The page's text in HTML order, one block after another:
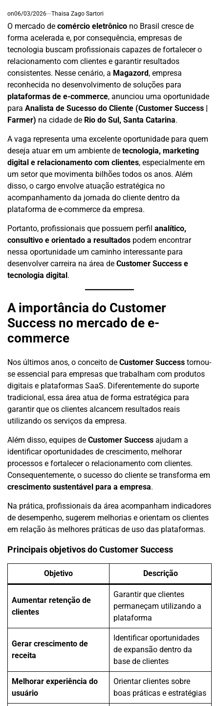
on06/03/2026 Thaisa Zago Sartori
O mercado de comércio eletrônico no Brasil cresce de
forma acelerada e, por consequência, empresas de
tecnologia buscam profissionais capazes de fortalecer o
relacionamento com clientes e garantir resultados
consistentes. Nesse cenário, a Magazord, empresa
reconhecida no desenvolvimento de soluções para
plataformas de e-commerce, anunciou uma oportunidade
para Analista de Sucesso do Cliente (Customer Success |
Farmer) na cidade de Rio do Sul, Santa Catarina.
A vaga representa uma excelente oportunidade para quem
deseja atuar em um ambiente de tecnologia, marketing
digital e relacionamento com clientes, especialmente em
um setor que movimenta bilhões todos os anos. Além
disso, o cargo envolve atuação estratégica no
acompanhamento da jornada do cliente dentro da
plataforma de e-commerce da empresa.
Portanto, profissionais que possuem perfil analítico,
consultivo e orientado a resultados podem encontrar
nessa oportunidade um caminho interessante para
desenvolver carreira na área de Customer Success e
tecnologia digital.
A importância do Customer
Success no mercado de e-
commerce
Nos últimos anos, o conceito de Customer Success tornou-
se essencial para empresas que trabalham com produtos
digitais e plataformas SaaS. Diferentemente do suporte
tradicional, essa área atua de forma estratégica para
garantir que os clientes alcancem resultados reais
utilizando os serviços da empresa.
Além disso, equipes de Customer Success ajudam a
identificar oportunidades de crescimento, melhorar
processos e fortalecer o relacionamento com clientes.
Consequentemente, o sucesso do cliente se transforma em
crescimento sustentável para a empresa.
Na prática, profissionais da área acompanham indicadores
de desempenho, sugerem melhorias e orientam os clientes
em relação às melhores práticas de uso das plataformas.
Principais objetivos do Customer Success
Objetivo Descrição
Aumentar retenção de
clientes
Garantir que clientes
permaneçam utilizando a
plataforma
Gerar crescimento de
receita
Identificar oportunidades
de expansão dentro da
base de clientes
Melhorar experiência do
usuário
Orientar clientes sobre
boas práticas e estratégias